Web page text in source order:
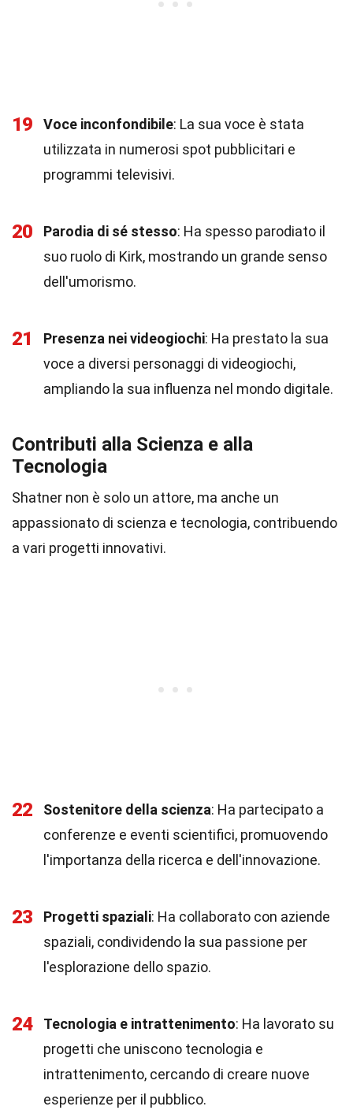
19 Voce inconfondibile: La sua voce è stata
utilizzata in numerosi spot pubblicitari e
programmi televisivi.
20 Parodia di sé stesso: Ha spesso parodiato il
suo ruolo di Kirk, mostrando un grande senso
dell'umorismo.
21 Presenza nei videogiochi: Ha prestato la sua
voce a diversi personaggi di videogiochi,
ampliando la sua influenza nel mondo digitale.
Contributi alla Scienza e alla
Tecnologia
Shatner non è solo un attore, ma anche un
appassionato di scienza e tecnologia, contribuendo
a vari progetti innovativi.
22 Sostenitore della scienza: Ha partecipato a
conferenze e eventi scientifici, promuovendo
l'importanza della ricerca e dell'innovazione.
23 Progetti spaziali: Ha collaborato con aziende
spaziali, condividendo la sua passione per
l'esplorazione dello spazio.
24 Tecnologia e intrattenimento: Ha lavorato su
progetti che uniscono tecnologia e
intrattenimento, cercando di creare nuove
esperienze per il pubblico.